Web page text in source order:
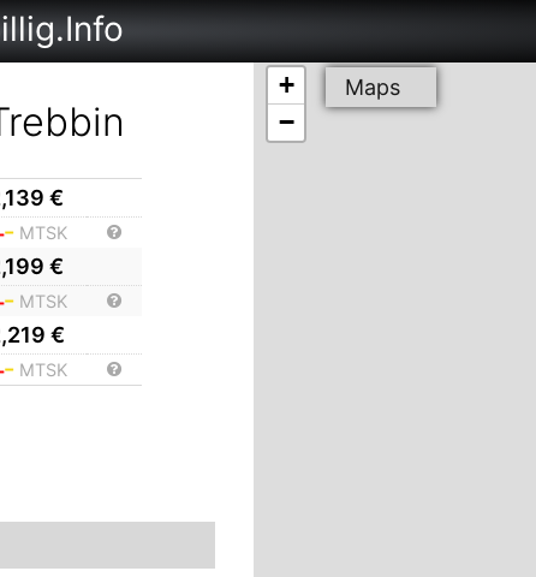
€
MTSK
€
MTSK
€
MTSK
+
−
Maps